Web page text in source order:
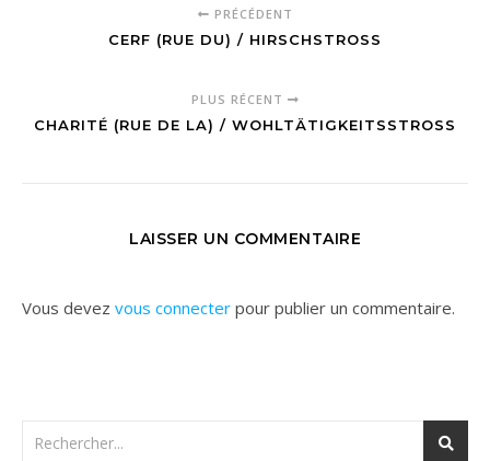
PRÉCÉDENT
CERF (RUE DU) / HIRSCHSTROSS
PLUS RÉCENT
CHARITÉ (RUE DE LA) / WOHLTÄTIGKEITSSTROSS
LAISSER UN COMMENTAIRE
Vous devez vous connecter pour publier un commentaire.